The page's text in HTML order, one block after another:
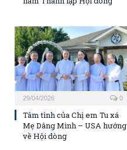
29/04/2026 0
Tâm tình của Chị em Tu xá
Mẹ Dâng Mình – USA hướng
về Hội dòng